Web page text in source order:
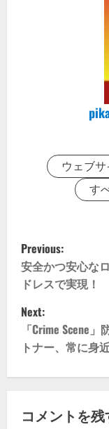
ウェブ
す
P
o
s
t
n
v
Previous:
安全かつ安心な
ドレスで実現！
Next:
「Crime Scene
トナー、常に身
コメントを残